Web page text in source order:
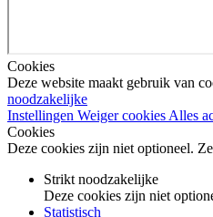
Cookies
Deze website maakt gebruik van
noodzakelijke
Instellingen Weiger cookies Alles
Cookies
Deze cookies zijn niet optioneel.
Strikt noodzakelijke
Deze cookies zijn niet
Statistisch